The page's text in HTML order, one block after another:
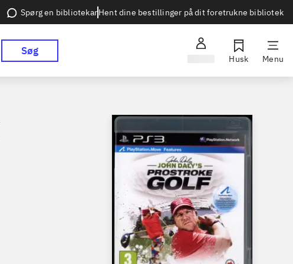
Spørg en bibliotekarHent dine bestillinger på dit foretrukne bibliotek
Søg
Husk Menu